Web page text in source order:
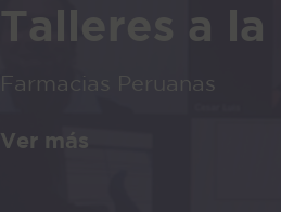
Talleres a la
Farmacias Peruanas
Ver más